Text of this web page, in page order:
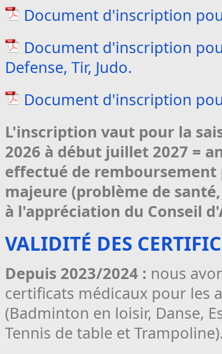
Document d'inscription
Document d'inscription
Defense, Tir, Judo.
Document d'inscription
L'inscription vaut pour la
2026 à début juillet 2027 =
effectué de
majeure (problème de
à l'appréciation du Conseil
VALIDITÉ DES
Depuis 2023/2024 : nous
certificats médicaux pour les
(Badminton en loisir, Danse,
Tennis de table et